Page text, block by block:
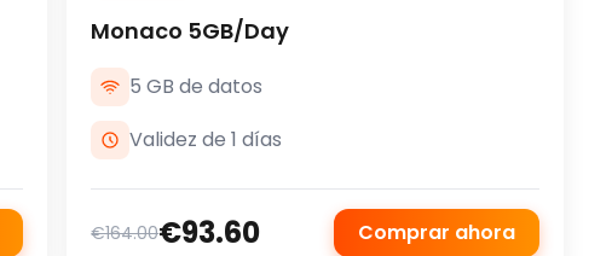
Monaco 5GB/Day
5 GB de datos
Validez de 1 días
€164.00€93.60 Comprar ahora